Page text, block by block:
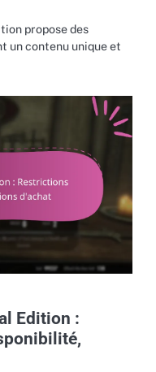
propose des
un contenu unique et
Edition :